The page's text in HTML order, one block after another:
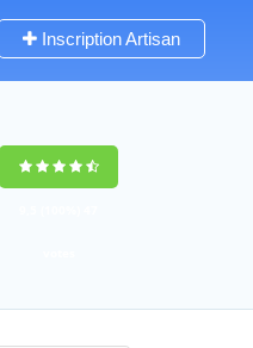
Inscription Artisan